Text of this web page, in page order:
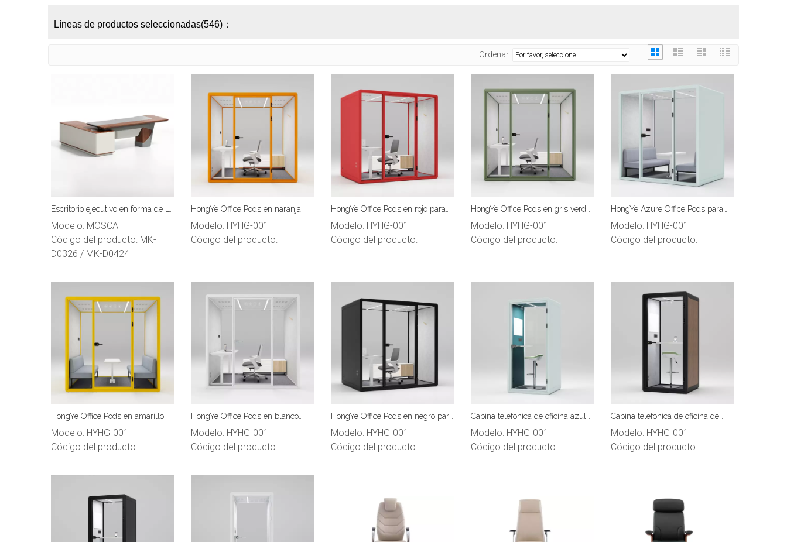
Líneas de productos seleccionadas(546)：
Ordenar
Escritorio ejecutivo en forma de L
de oficina moderna de lujo
Modelo: MOSCA
Código del producto: MK-
D0326 / MK-D0424
HongYe Office Pods en naranja
para reuniones de 5 personas
Modelo: HYHG-001
Código del producto:
HongYe Office Pods en rojo para
reuniones de 5 personas
Modelo: HYHG-001
Código del producto:
HongYe Office Pods en gris verde
para reuniones de 5 personas
Modelo: HYHG-001
Código del producto:
HongYe Azure Office Pods para
reuniones de 5 personas
Modelo: HYHG-001
Código del producto:
HongYe Office Pods en amarillo
claro para reuniones de 5
Modelo: HYHG-001
Código del producto:
HongYe Office Pods en blanco
para reuniones de 5 personas
Modelo: HYHG-001
Código del producto:
HongYe Office Pods en negro para
reuniones de 5 personas
Modelo: HYHG-001
Código del producto:
Cabina telefónica de oficina azul
claro HongYe para espacio de
Modelo: HYHG-001
Código del producto:
Cabina telefónica de oficina de
color de veta de madera con
de privacidad para una sola
Modelo: HYHG-001
Código del producto: